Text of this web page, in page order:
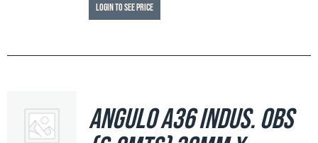
Login to see price
Angulo A36 Indus. OBS